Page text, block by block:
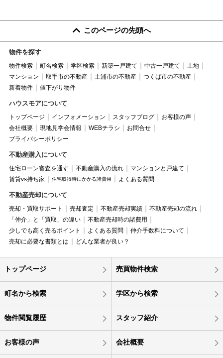
このページの先頭へ
物件を探す
物件検索 町名検索 学区検索 新築一戸建て 中古一戸建て
土地
マンション
取手市の不動産 土浦市の不動産
つくば市の不動産
新着物件
値下がり物件
ハウスモアについて
トップページ インフォメーション スタッフブログ
お客様の声
会社概要
現地見学会情報 WEBチラシ
お問合せ
プライバシーポリシー
不動産購入について
住宅ローン審査を通す 不動産購入の流れ
マンションと戸建て
賃貸vs持ち家
住宅取得時にかかる諸費用 よくある質問
不動産売却について
売却・買取サポート 売却査定 不動産売却実績
不動産売却の流れ
「仲介」と「買取」の違い
不動産売却時の諸費用
少しでも高く売るポイント
よくある質問
仲介手数料について
売却に必要な書類とは
どんな業者が良い？
トップページ 売買物件検索
町名から検索 学区から検索
物件閲覧履歴 スタッフ紹介
お客様の声 会社概要